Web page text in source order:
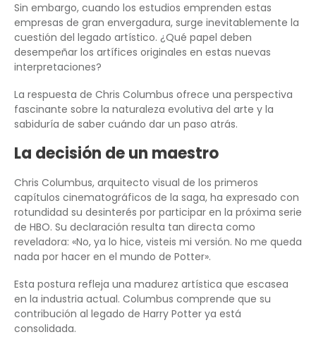
Sin embargo, cuando los estudios emprenden estas
empresas de gran envergadura, surge inevitablemente la
cuestión del legado artístico. ¿Qué papel deben
desempeñar los artífices originales en estas nuevas
interpretaciones?
La respuesta de Chris Columbus ofrece una perspectiva
fascinante sobre la naturaleza evolutiva del arte y la
sabiduría de saber cuándo dar un paso atrás.
La decisión de un maestro
Chris Columbus, arquitecto visual de los primeros
capítulos cinematográficos de la saga, ha expresado con
rotundidad su desinterés por participar en la próxima serie
de HBO. Su declaración resulta tan directa como
reveladora: «No, ya lo hice, visteis mi versión. No me queda
nada por hacer en el mundo de Potter».
Esta postura refleja una madurez artística que escasea
en la industria actual. Columbus comprende que su
contribución al legado de Harry Potter ya está
consolidada.